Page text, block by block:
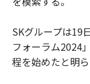
SKグループは19
フォーラム2024
程を始めたと明ら